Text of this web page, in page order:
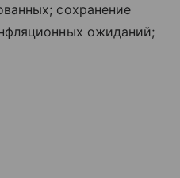
сохранение
ожиданий;